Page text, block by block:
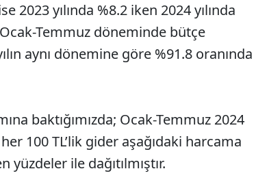
2023 yılında %8.2 iken 2024 yılında
Ocak-Temmuz döneminde bütçe
aynı dönemine göre %91.8 oranında
baktığımızda; Ocak-Temmuz 2024
100 TL’lik gider aşağıdaki harcama
ile dağıtılmıştır.